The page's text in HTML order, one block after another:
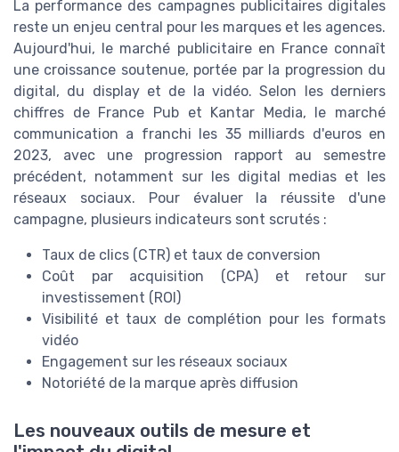
La performance des campagnes publicitaires digitales
reste un enjeu central pour les marques et les agences.
Aujourd'hui, le marché publicitaire en France connaît
une croissance soutenue, portée par la progression du
digital, du display et de la vidéo. Selon les derniers
chiffres de France Pub et Kantar Media, le marché
communication a franchi les 35 milliards d'euros en
2023, avec une progression rapport au semestre
précédent, notamment sur les digital medias et les
réseaux sociaux. Pour évaluer la réussite d'une
campagne, plusieurs indicateurs sont scrutés :
Taux de clics (CTR) et taux de conversion
Coût par acquisition (CPA) et retour sur
investissement (ROI)
Visibilité et taux de complétion pour les formats
vidéo
Engagement sur les réseaux sociaux
Notoriété de la marque après diffusion
Les nouveaux outils de mesure et